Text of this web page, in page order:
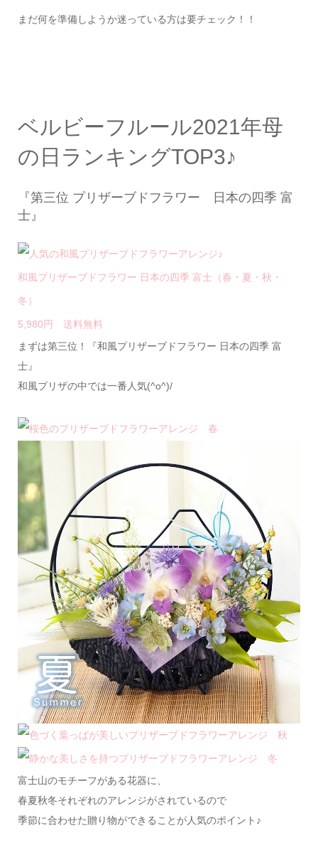
まだ何を準備しようか迷っている方は要チェック！！
ベルビーフルール2021年母
の日ランキングTOP3♪
『第三位 プリザーブドフラワー 日本の四季 富
士』
和風プリザーブドフラワー 日本の四季 富士（春・夏・秋・
冬）
5,980円 送料無料
まずは第三位！『和風プリザーブドフラワー 日本の四季 富
士』
和風プリザの中では一番人気(^o^)/
富士山のモチーフがある花器に、
春夏秋冬それぞれのアレンジがされているので
季節に合わせた贈り物ができることが人気のポイント♪